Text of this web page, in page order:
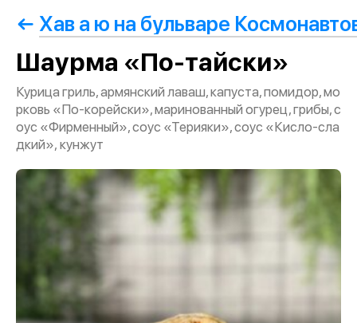
Хав а ю на бульваре
Шаурма «По-тайски»
Курица гриль, армянский лаваш, капуста, помидор, мо
рковь «По-корейски», маринованный огурец, грибы, с
оус «Фирменный», соус «Терияки», соус «Кисло-сла
дкий», кунжут